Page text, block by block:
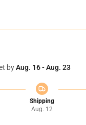
byAug. 16 - Aug. 23
Shipping
Aug. 12